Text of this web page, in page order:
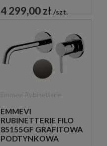
ZESTAW
PRYSZNICOWY
4 299,00 zł szt.
EMMEVI
RUBINETTERIE FILO
85155GF GRAFITOWA
PODTYNKOWA